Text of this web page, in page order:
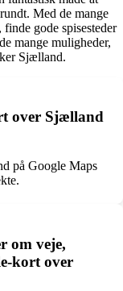
Med de mange
gode spisesteder
mange muligheder,
Sjælland.
over Sjælland
på Google Maps
om veje,
kort over